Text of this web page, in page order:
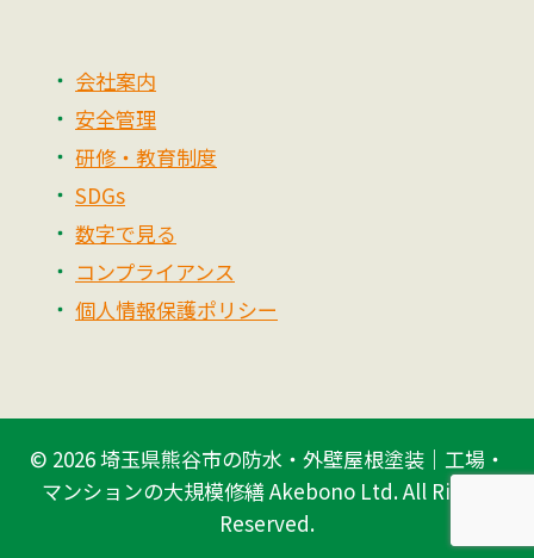
会社案内
安全管理
研修・教育制度
SDGs
数字で見る
コンプライアンス
個人情報保護ポリシー
© 2026埼玉県熊谷市の防水・外壁屋根塗装｜工場・
マンションの大規模修繕 Akebono Ltd.All Rights
Reserved.